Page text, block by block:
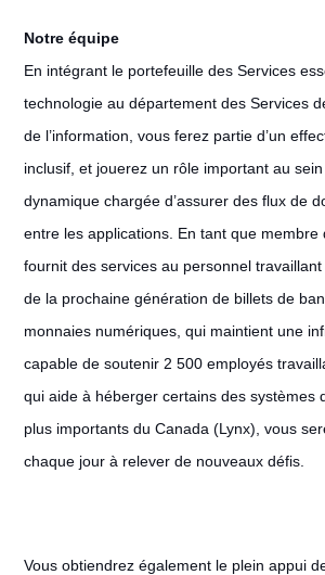
Notre équipe
En intégrant le portefeuille des Services
technologie au département des Services
de l’information, vous ferez partie d’un
inclusif, et jouerez un rôle important au sein
dynamique chargée d’assurer des flux de
entre les applications. En tant que membre
fournit des services au personnel
de la prochaine génération de billets de
monnaies numériques, qui maintient une
capable de soutenir 2 500 employés
qui aide à héberger certains des systèmes
plus importants du Canada (Lynx), vous
chaque jour à relever de nouveaux défis.
Vous obtiendrez également le plein appui